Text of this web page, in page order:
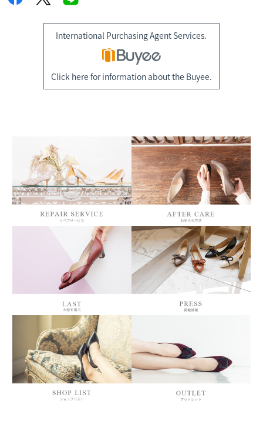
International Purchasing Agent Services.
Click here for information about the Buyee.